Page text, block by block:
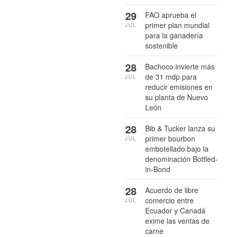
FAO aprueba el
primer plan mundial
para la ganadería
sostenible
29
JUL
Bachoco invierte más
de 31 mdp para
reducir emisiones en
su planta de Nuevo
León
28
JUL
Bib & Tucker lanza su
primer bourbon
embotellado bajo la
denominación Bottled-
in-Bond
28
JUL
Acuerdo de libre
comercio entre
Ecuador y Canadá
exime las ventas de
carne
28
JUL